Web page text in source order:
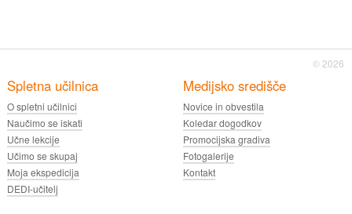
© 2026
Spletna učilnica
O spletni učilnici
Naučimo se iskati
Učne lekcije
Učimo se skupaj
Moja ekspedicija
DEDI-učitelj
Medijsko središče
Novice in obvestila
Koledar dogodkov
Promocijska gradiva
Fotogalerije
Kontakt